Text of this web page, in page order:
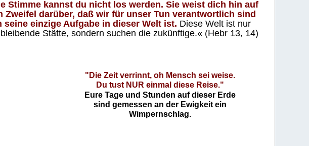
Stimme kannst du nicht los werden. Sie weist dich hin auf
darüber, daß wir für unser Tun verantwortlich sind
einzige Aufgabe in dieser Welt ist. Diese Welt ist nur
Stätte, sondern suchen die zukünftige.« (Hebr 13, 14)
"Die Zeit verrinnt, oh Mensch sei weise.
Du tust NUR einmal diese Reise."
Eure Tage und Stunden auf dieser Erde
sind gemessen an der Ewigkeit ein
Wimpernschlag.